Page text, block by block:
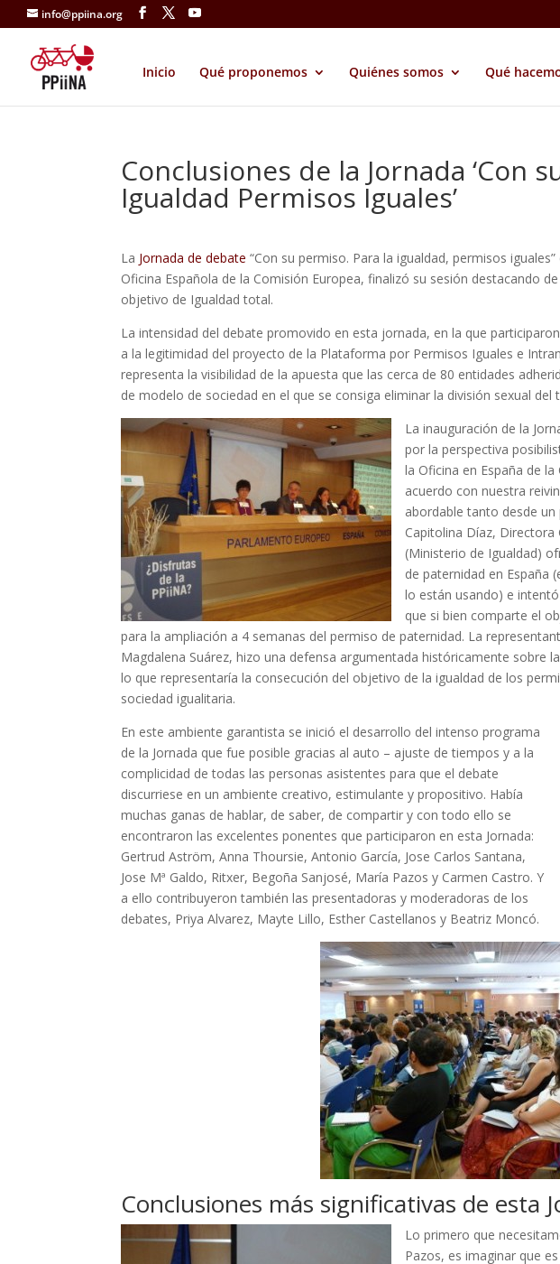
info@ppiina.org
Inicio Qué proponemos Quiénes somos Qué
Conclusiones de la Jornada ‘Con
Igualdad Permisos Iguales’
La Jornada de debate “Con su permiso. Para la igualdad, permisos
Oficina Española de la Comisión Europea, finalizó su sesión destacando
objetivo de Igualdad total.
La intensidad del debate promovido en esta jornada, en la que
a la legitimidad del proyecto de la Plataforma por Permisos Iguales e
representa la visibilidad de la apuesta que las cerca de 80 entidades
de modelo de sociedad en el que se consiga eliminar la división sexual del
La inauguración de la
por la perspectiva
la Oficina en España de
acuerdo con nuestra
abordable tanto desde
Capitolina Díaz, Directora
(Ministerio de Igualdad)
de paternidad en España
lo están usando) e
que si bien comparte el
para la ampliación a 4 semanas del permiso de paternidad. La
Magdalena Suárez, hizo una defensa argumentada históricamente sobre
lo que representaría la consecución del objetivo de la igualdad de los
sociedad igualitaria.
En este ambiente garantista se inició el desarrollo del intenso programa
de la Jornada que fue posible gracias al auto – ajuste de tiempos y a la
complicidad de todas las personas asistentes para que el debate
discurriese en un ambiente creativo, estimulante y propositivo. Había
muchas ganas de hablar, de saber, de compartir y con todo ello se
encontraron las excelentes ponentes que participaron en esta Jornada:
Gertrud Aström, Anna Thoursie, Antonio García, Jose Carlos Santana,
Jose Mª Galdo, Ritxer, Begoña Sanjosé, María Pazos y Carmen Castro. Y
a ello contribuyeron también las presentadoras y moderadoras de los
debates, Priya Alvarez, Mayte Lillo, Esther Castellanos y Beatriz Moncó.
Conclusiones más significativas de esta
Lo primero que
Pazos, es imaginar que